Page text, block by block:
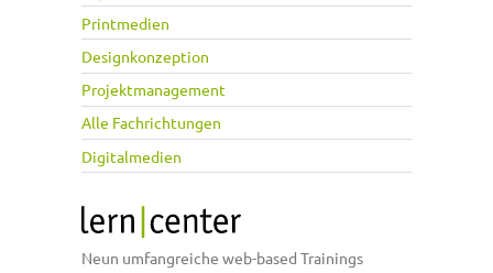
Printmedien
Designkonzeption
Projektmanagement
Alle Fachrichtungen
Digitalmedien
Neun umfangreiche web-based Trainings